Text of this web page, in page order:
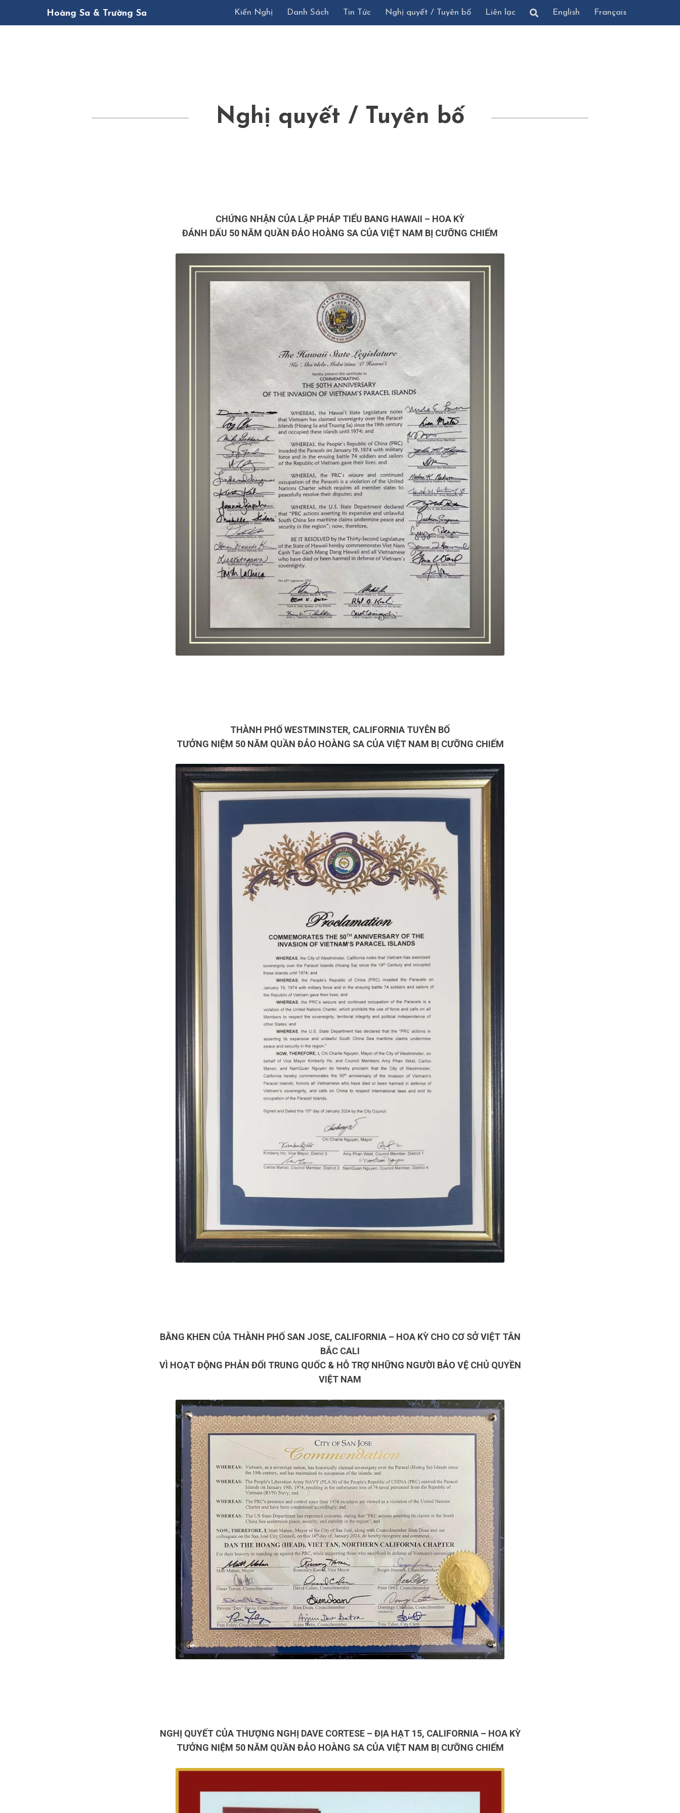
Hoàng Sa & Trường Sa Kiến Nghị Danh Sách Tin Tức Nghị quyết / Tuyên bố Liên lạc English Français
Nghị quyết / Tuyên bố
CHỨNG NHẬN CỦA LẬP PHÁP TIỂU BANG HAWAII – HOA KỲ
ĐÁNH DẤU 50 NĂM QUẦN ĐẢO HOÀNG SA CỦA VIỆT NAM BỊ CƯỠNG CHIẾM
THÀNH PHỐ WESTMINSTER, CALIFORNIA TUYÊN BỐ
TƯỞNG NIỆM 50 NĂM QUẦN ĐẢO HOÀNG SA CỦA VIỆT NAM BỊ CƯỠNG CHIẾM
BẰNG KHEN CỦA THÀNH PHỐ SAN JOSE, CALIFORNIA – HOA KỲ CHO CƠ SỞ VIỆT TÂN
BẮC CALI
VÌ HOẠT ĐỘNG PHẢN ĐỐI TRUNG QUỐC & HỖ TRỢ NHỮNG NGƯỜI BẢO VỆ CHỦ QUYỀN
VIỆT NAM
NGHỊ QUYẾT CỦA THƯỢNG NGHỊ DAVE CORTESE – ĐỊA HẠT 15, CALIFORNIA – HOA KỲ
TƯỞNG NIỆM 50 NĂM QUẦN ĐẢO HOÀNG SA CỦA VIỆT NAM BỊ CƯỠNG CHIẾM